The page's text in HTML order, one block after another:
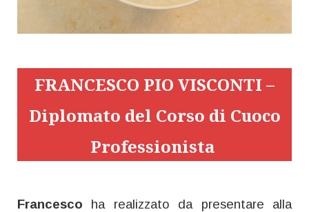
FRANCESCO PIO VISCONTI –
Diplomato del Corso di Cuoco
Professionista
Francesco ha realizzato da presentare alla